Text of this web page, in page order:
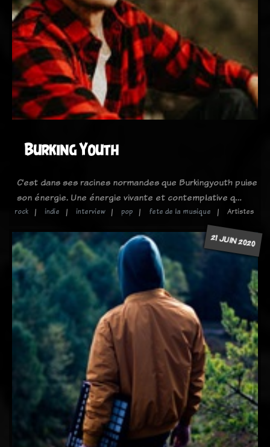
Burking Youth
C’est dans ses racines normandes que Burkingyouth puise
son énergie. Une énergie vivante et contemplative q…
rock indie interview pop fete de la musique Artistes
21 JUIN 2020